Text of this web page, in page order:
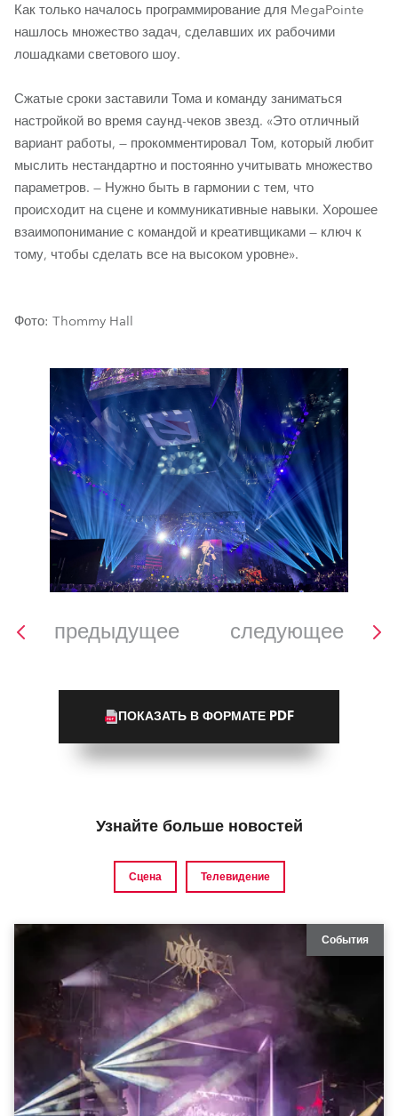
Как только началось программирование для MegaPointe
нашлось множество задач, сделавших их рабочими
лошадками светового шоу.
Сжатые сроки заставили Тома и команду заниматься
настройкой во время саунд-чеков звезд. «Это отличный
вариант работы, — прокомментировал Том, который любит
мыслить нестандартно и постоянно учитывать множество
параметров. — Нужно быть в гармонии с тем, что
происходит на сцене и коммуникативные навыки. Хорошее
взаимопонимание с командой и креативщиками — ключ к
тому, чтобы сделать все на высоком уровне».
Фото: Thommy Hall
предыдущее следующее
ПОКАЗАТЬ В ФОРМАТЕ PDF
Узнайте больше новостей
Сцена Телевидение
События